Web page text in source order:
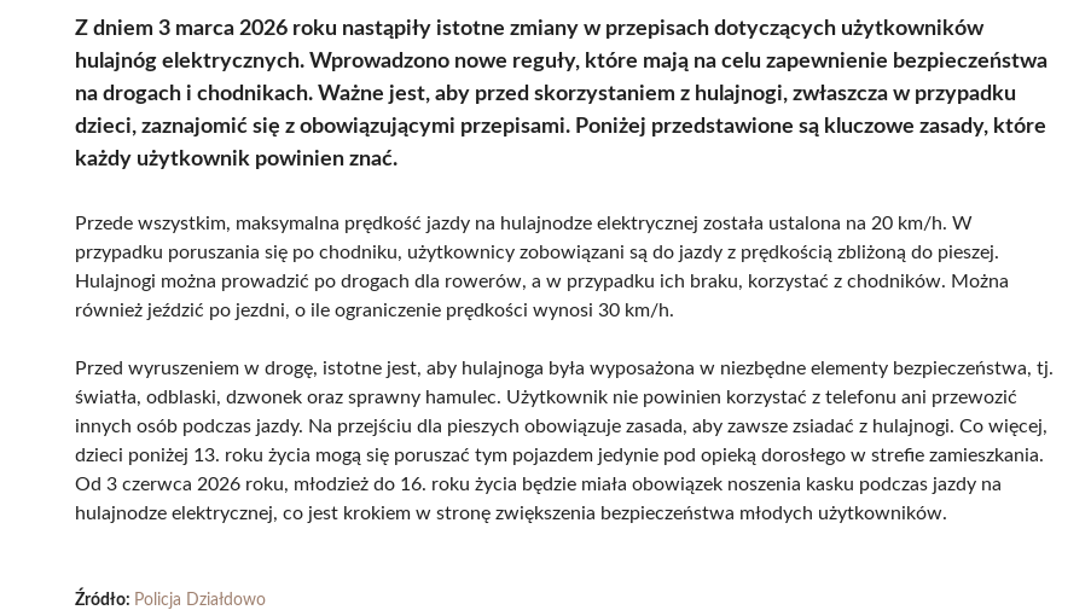
Z dniem 3 marca 2026 roku nastąpiły istotne zmiany w przepisach dotyczących użytkowników
hulajnóg elektrycznych. Wprowadzono nowe reguły, które mają na celu zapewnienie bezpieczeństwa
na drogach i chodnikach. Ważne jest, aby przed skorzystaniem z hulajnogi, zwłaszcza w przypadku
dzieci, zaznajomić się z obowiązującymi przepisami. Poniżej przedstawione są kluczowe zasady, które
każdy użytkownik powinien znać.
Przede wszystkim, maksymalna prędkość jazdy na hulajnodze elektrycznej została ustalona na 20 km/h. W
przypadku poruszania się po chodniku, użytkownicy zobowiązani są do jazdy z prędkością zbliżoną do pieszej.
Hulajnogi można prowadzić po drogach dla rowerów, a w przypadku ich braku, korzystać z chodników. Można
również jeździć po jezdni, o ile ograniczenie prędkości wynosi 30 km/h.
Przed wyruszeniem w drogę, istotne jest, aby hulajnoga była wyposażona w niezbędne elementy bezpieczeństwa, tj.
światła, odblaski, dzwonek oraz sprawny hamulec. Użytkownik nie powinien korzystać z telefonu ani przewozić
innych osób podczas jazdy. Na przejściu dla pieszych obowiązuje zasada, aby zawsze zsiadać z hulajnogi. Co więcej,
dzieci poniżej 13. roku życia mogą się poruszać tym pojazdem jedynie pod opieką dorosłego w strefie zamieszkania.
Od 3 czerwca 2026 roku, młodzież do 16. roku życia będzie miała obowiązek noszenia kasku podczas jazdy na
hulajnodze elektrycznej, co jest krokiem w stronę zwiększenia bezpieczeństwa młodych użytkowników.
Źródło: Policja Działdowo